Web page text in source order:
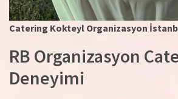
Catering Kokteyl Organizasyon
RB Organizasyon
Deneyimi